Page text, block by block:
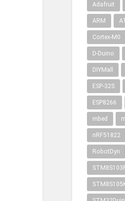
Adafruit
ARM
Cortex-M0
D-Duino
DIYMall
ESP-32S
ESP8266
mbed
nRF51822
RobotDyn